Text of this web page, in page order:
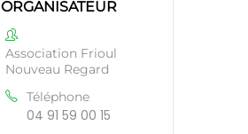
ORGANISATEUR
Association Frioul
Nouveau Regard
Téléphone
04 91 59 00 15